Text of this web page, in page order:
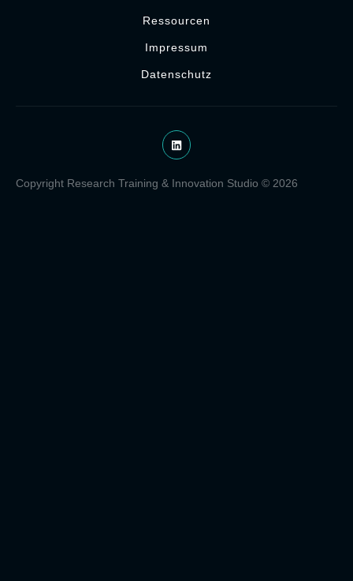
Ressourcen
Impressum
Datenschutz
Copyright Research Training & Innovation Studio © 2026